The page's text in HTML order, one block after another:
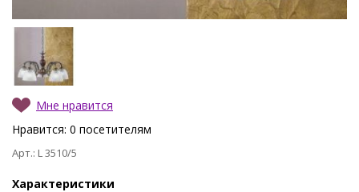
Мне нравится
Нравится: 0 посетителям
Арт.: L 3510/5
Характеристики